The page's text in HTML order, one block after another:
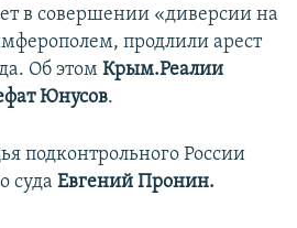
в совершении «диверсии на
продлили арест
Об этом Крым.Реалии
Юнусов.
подконтрольного России
суда Евгений Пронин.